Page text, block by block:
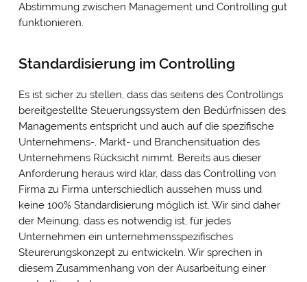
Abstimmung zwischen Management und Controlling gut
funktionieren.
Standardisierung im Controlling
Es ist sicher zu stellen, dass das seitens des Controllings
bereitgestellte Steuerungssystem den Bedürfnissen des
Managements entspricht und auch auf die spezifische
Unternehmens-, Markt- und Branchensituation des
Unternehmens Rücksicht nimmt. Bereits aus dieser
Anforderung heraus wird klar, dass das Controlling von
Firma zu Firma unterschiedlich aussehen muss und
keine 100% Standardisierung möglich ist. Wir sind daher
der Meinung, dass es notwendig ist, für jedes
Unternehmen ein unternehmensspezifisches
Steurerungskonzept zu entwickeln. Wir sprechen in
diesem Zusammenhang von der Ausarbeitung einer